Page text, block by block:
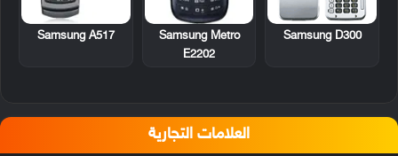
Samsung D300
Samsung Metro
E2202
Samsung A517
العلامات التجارية